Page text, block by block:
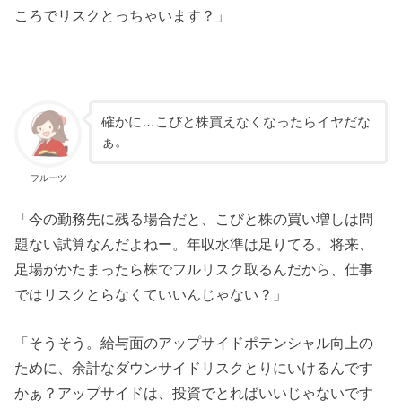
ころでリスクとっちゃいます？」
フルーツ
確かに…こびと株買えなくなったらイヤだな
ぁ。
「今の勤務先に残る場合だと、こびと株の買い増しは問
題ない試算なんだよねー。年収水準は足りてる。将来、
足場がかたまったら株でフルリスク取るんだから、仕事
ではリスクとらなくていいんじゃない？」
「そうそう。給与面のアップサイドポテンシャル向上の
ために、余計なダウンサイドリスクとりにいけるんです
かぁ？アップサイドは、投資でとればいいじゃないです